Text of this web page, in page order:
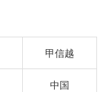
甲信越
中国